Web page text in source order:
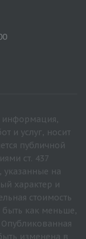
информация,
и услуг, носит
публичной
ст. 437
указанные на
характер и
стоимость
быть как меньше,
изменена в